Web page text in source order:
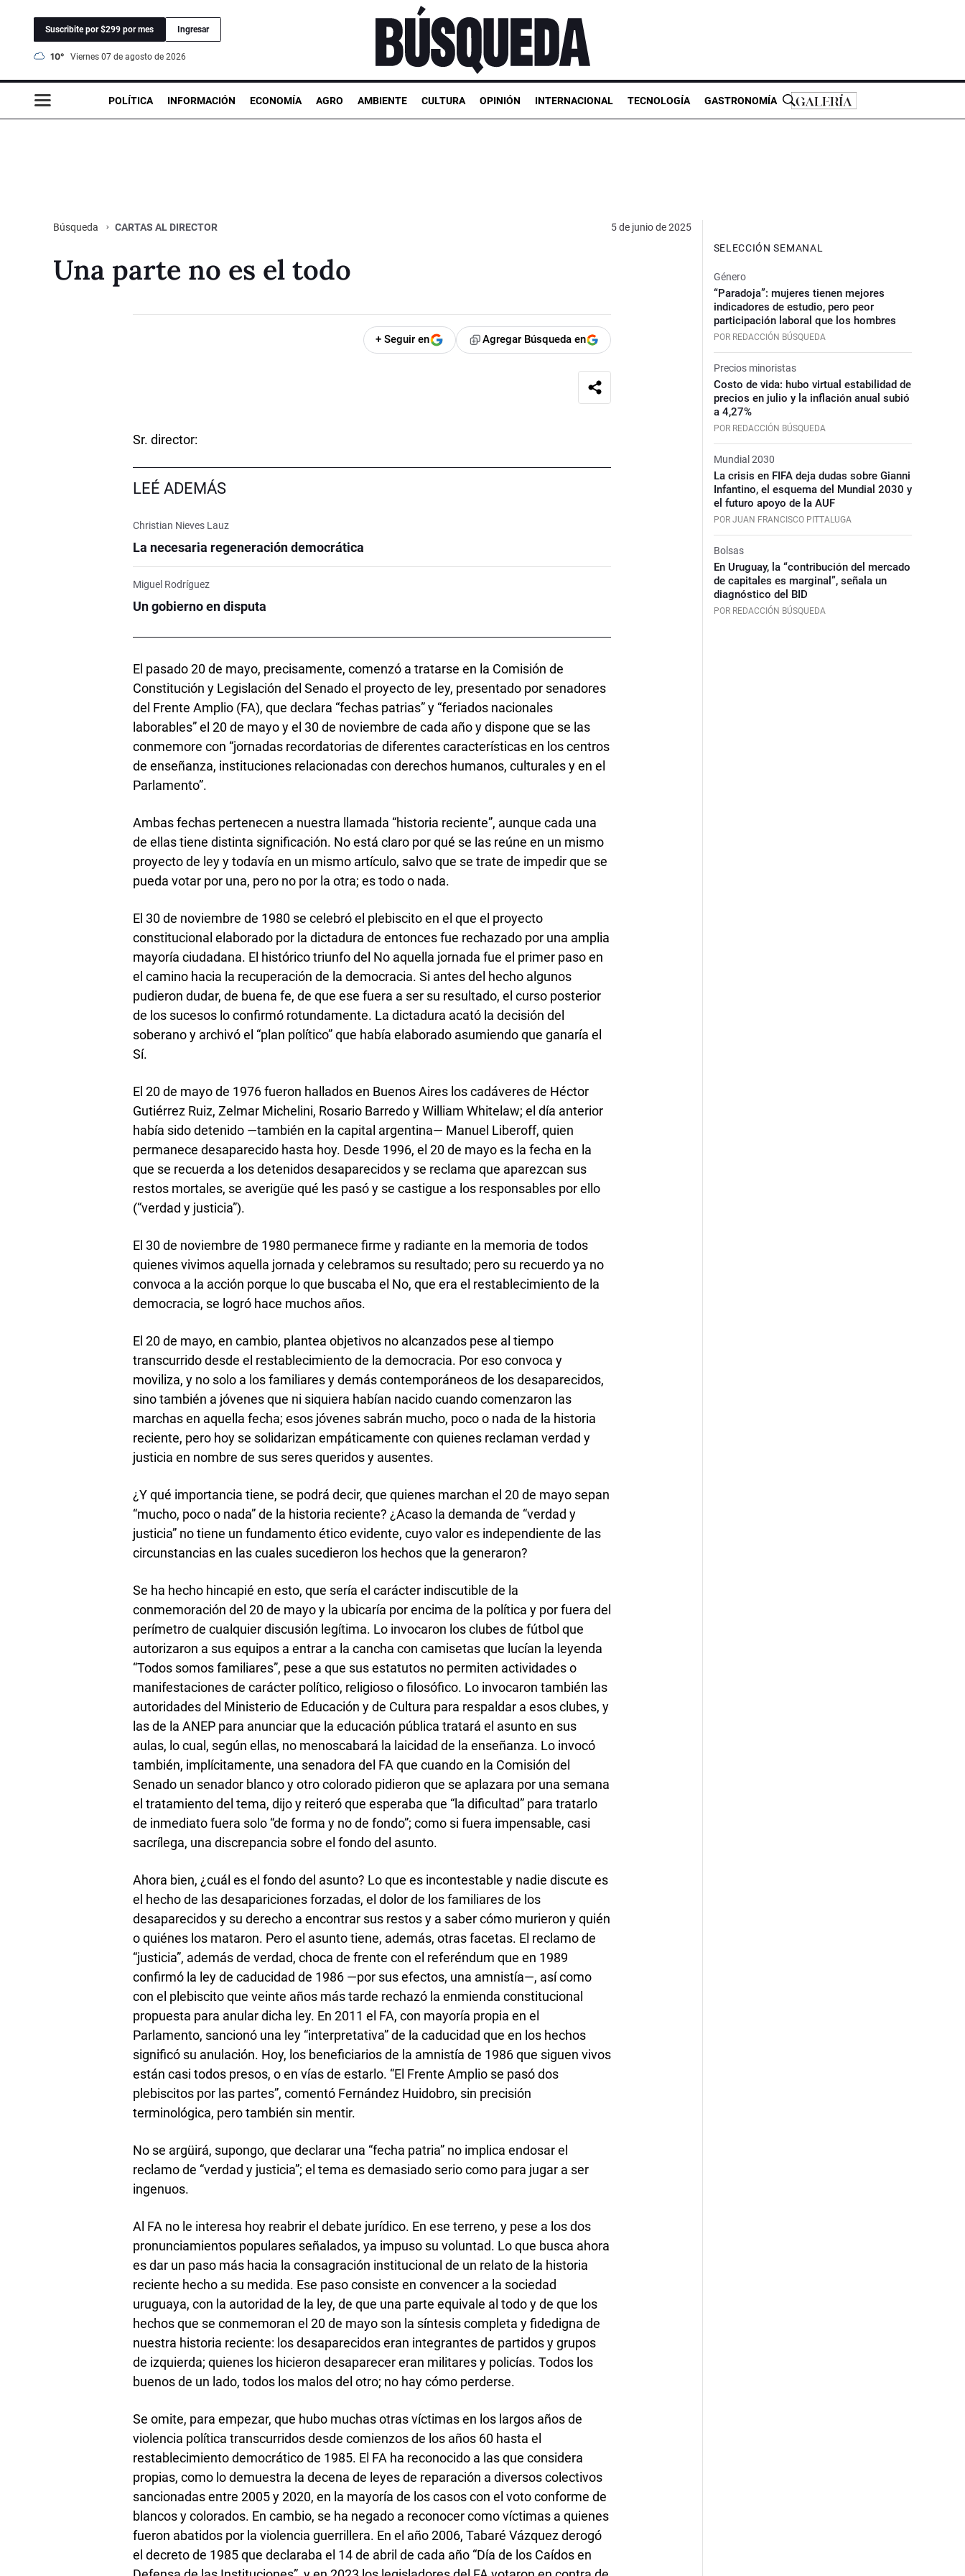
Suscribite por $299 por mes Ingresar
10° viernes 07 de agosto de 2026
POLÍTICA INFORMACIÓN ECONOMÍA AGRO AMBIENTE CULTURA OPINIÓN INTERNACIONAL TECNOLOGÍA GASTRONOMÍA
Búsqueda CARTAS AL DIRECTOR 5 de junio de 2025
Una parte no es el todo
+ Seguir en Agregar Búsqueda en
Sr. director:
LEÉ ADEMÁS
Christian Nieves Lauz
La necesaria regeneración democrática
Miguel Rodríguez
Un gobierno en disputa
El pasado 20 de mayo, precisamente, comenzó a tratarse en la Comisión de
Constitución y Legislación del Senado el proyecto de ley, presentado por senadores
del Frente Amplio (FA), que declara “fechas patrias” y “feriados nacionales
laborables” el 20 de mayo y el 30 de noviembre de cada año y dispone que se las
conmemore con “jornadas recordatorias de diferentes características en los centros
de enseñanza, instituciones relacionadas con derechos humanos, culturales y en el
Parlamento”.
Ambas fechas pertenecen a nuestra llamada “historia reciente”, aunque cada una
de ellas tiene distinta significación. No está claro por qué se las reúne en un mismo
proyecto de ley y todavía en un mismo artículo, salvo que se trate de impedir que se
pueda votar por una, pero no por la otra; es todo o nada.
El 30 de noviembre de 1980 se celebró el plebiscito en el que el proyecto
constitucional elaborado por la dictadura de entonces fue rechazado por una amplia
mayoría ciudadana. El histórico triunfo del No aquella jornada fue el primer paso en
el camino hacia la recuperación de la democracia. Si antes del hecho algunos
pudieron dudar, de buena fe, de que ese fuera a ser su resultado, el curso posterior
de los sucesos lo confirmó rotundamente. La dictadura acató la decisión del
soberano y archivó el “plan político” que había elaborado asumiendo que ganaría el
Sí.
El 20 de mayo de 1976 fueron hallados en Buenos Aires los cadáveres de Héctor
Gutiérrez Ruiz, Zelmar Michelini, Rosario Barredo y William Whitelaw; el día anterior
había sido detenido —también en la capital argentina— Manuel Liberoff, quien
permanece desaparecido hasta hoy. Desde 1996, el 20 de mayo es la fecha en la
que se recuerda a los detenidos desaparecidos y se reclama que aparezcan sus
restos mortales, se averigüe qué les pasó y se castigue a los responsables por ello
(“verdad y justicia”).
El 30 de noviembre de 1980 permanece firme y radiante en la memoria de todos
quienes vivimos aquella jornada y celebramos su resultado; pero su recuerdo ya no
convoca a la acción porque lo que buscaba el No, que era el restablecimiento de la
democracia, se logró hace muchos años.
El 20 de mayo, en cambio, plantea objetivos no alcanzados pese al tiempo
transcurrido desde el restablecimiento de la democracia. Por eso convoca y
moviliza, y no solo a los familiares y demás contemporáneos de los desaparecidos,
sino también a jóvenes que ni siquiera habían nacido cuando comenzaron las
marchas en aquella fecha; esos jóvenes sabrán mucho, poco o nada de la historia
reciente, pero hoy se solidarizan empáticamente con quienes reclaman verdad y
justicia en nombre de sus seres queridos y ausentes.
¿Y qué importancia tiene, se podrá decir, que quienes marchan el 20 de mayo sepan
“mucho, poco o nada” de la historia reciente? ¿Acaso la demanda de “verdad y
justicia” no tiene un fundamento ético evidente, cuyo valor es independiente de las
circunstancias en las cuales sucedieron los hechos que la generaron?
Se ha hecho hincapié en esto, que sería el carácter indiscutible de la
conmemoración del 20 de mayo y la ubicaría por encima de la política y por fuera del
perímetro de cualquier discusión legítima. Lo invocaron los clubes de fútbol que
autorizaron a sus equipos a entrar a la cancha con camisetas que lucían la leyenda
“Todos somos familiares”, pese a que sus estatutos no permiten actividades o
manifestaciones de carácter político, religioso o filosófico. Lo invocaron también las
autoridades del Ministerio de Educación y de Cultura para respaldar a esos clubes, y
las de la ANEP para anunciar que la educación pública tratará el asunto en sus
aulas, lo cual, según ellas, no menoscabará la laicidad de la enseñanza. Lo invocó
también, implícitamente, una senadora del FA que cuando en la Comisión del
Senado un senador blanco y otro colorado pidieron que se aplazara por una semana
el tratamiento del tema, dijo y reiteró que esperaba que “la dificultad” para tratarlo
de inmediato fuera solo “de forma y no de fondo”; como si fuera impensable, casi
sacrílega, una discrepancia sobre el fondo del asunto.
Ahora bien, ¿cuál es el fondo del asunto? Lo que es incontestable y nadie discute es
el hecho de las desapariciones forzadas, el dolor de los familiares de los
desaparecidos y su derecho a encontrar sus restos y a saber cómo murieron y quién
o quiénes los mataron. Pero el asunto tiene, además, otras facetas. El reclamo de
“justicia”, además de verdad, choca de frente con el referéndum que en 1989
confirmó la ley de caducidad de 1986 —por sus efectos, una amnistía—, así como
con el plebiscito que veinte años más tarde rechazó la enmienda constitucional
propuesta para anular dicha ley. En 2011 el FA, con mayoría propia en el
Parlamento, sancionó una ley “interpretativa” de la caducidad que en los hechos
significó su anulación. Hoy, los beneficiarios de la amnistía de 1986 que siguen vivos
están casi todos presos, o en vías de estarlo. “El Frente Amplio se pasó dos
plebiscitos por las partes”, comentó Fernández Huidobro, sin precisión
terminológica, pero también sin mentir.
No se argüirá, supongo, que declarar una “fecha patria” no implica endosar el
reclamo de “verdad y justicia”; el tema es demasiado serio como para jugar a ser
ingenuos.
Al FA no le interesa hoy reabrir el debate jurídico. En ese terreno, y pese a los dos
pronunciamientos populares señalados, ya impuso su voluntad. Lo que busca ahora
es dar un paso más hacia la consagración institucional de un relato de la historia
reciente hecho a su medida. Ese paso consiste en convencer a la sociedad
uruguaya, con la autoridad de la ley, de que una parte equivale al todo y de que los
hechos que se conmemoran el 20 de mayo son la síntesis completa y fidedigna de
nuestra historia reciente: los desaparecidos eran integrantes de partidos y grupos
de izquierda; quienes los hicieron desaparecer eran militares y policías. Todos los
buenos de un lado, todos los malos del otro; no hay cómo perderse.
Se omite, para empezar, que hubo muchas otras víctimas en los largos años de
violencia política transcurridos desde comienzos de los años 60 hasta el
restablecimiento democrático de 1985. El FA ha reconocido a las que considera
propias, como lo demuestra la decena de leyes de reparación a diversos colectivos
sancionadas entre 2005 y 2020, en la mayoría de los casos con el voto conforme de
blancos y colorados. En cambio, se ha negado a reconocer como víctimas a quienes
fueron abatidos por la violencia guerrillera. En el año 2006, Tabaré Vázquez derogó
el decreto de 1985 que declaraba el 14 de abril de cada año “Día de los Caídos en
SELECCIÓN SEMANAL
Género
“Paradoja”: mujeres tienen mejores
indicadores de estudio, pero peor
participación laboral que los hombres
POR REDACCIÓN BÚSQUEDA
Precios minoristas
Costo de vida: hubo virtual estabilidad de
precios en julio y la inflación anual subió
a 4,27%
POR REDACCIÓN BÚSQUEDA
Mundial 2030
La crisis en FIFA deja dudas sobre Gianni
Infantino, el esquema del Mundial 2030 y
el futuro apoyo de la AUF
POR JUAN FRANCISCO PITTALUGA
Bolsas
En Uruguay, la “contribución del mercado
de capitales es marginal”, señala un
diagnóstico del BID
POR REDACCIÓN BÚSQUEDA